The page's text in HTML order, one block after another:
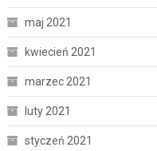
maj 2021
kwiecień 2021
marzec 2021
luty 2021
styczeń 2021